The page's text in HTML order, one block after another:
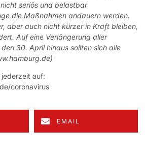
seriös und belastbar
die Maßnahmen andauern werden.
aber auch nicht kürzer in Kraft bleiben,
Auf eine Verlängerung aller
30. April hinaus sollten sich alle
auf:
coronavirus
EMAIL